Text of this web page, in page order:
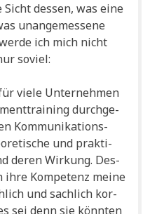
des­sen, was eine
unan­ge­mes­se­ne
ich mich nicht
soviel:
vie­le Unter­neh­men
durch­ge­
Kom­mu­ni­ka­ti­ons­
und prak­ti­
deren Wir­kung. Des­
ihre Kom­pe­tenz mei­ne
und sach­lich kor­
sei denn sie könn­ten